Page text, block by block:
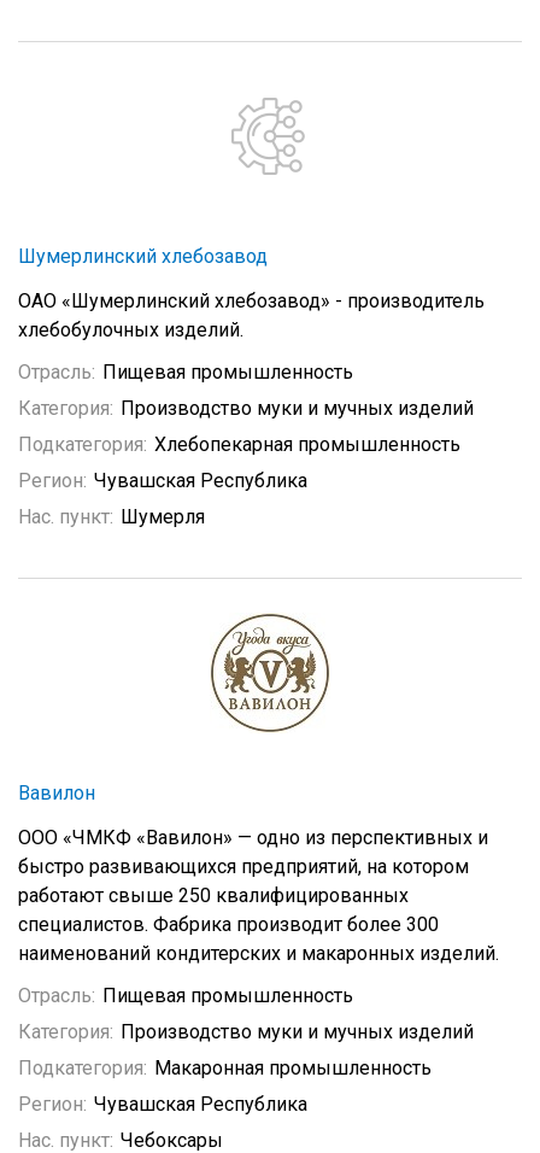
Шумерлинский хлебозавод
ОАО «Шумерлинский хлебозавод» - производитель
хлебобулочных изделий.
Отрасль: Пищевая промышленность
Категория: Производство муки и мучных изделий
Подкатегория: Хлебопекарная промышленность
Регион: Чувашская Республика
Нас. пункт: Шумерля
Вавилон
ООО «ЧМКФ «Вавилон» — одно из перспективных и
быстро развивающихся предприятий, на котором
работают свыше 250 квалифицированных
специалистов. Фабрика производит более 300
наименований кондитерских и макаронных изделий.
Отрасль: Пищевая промышленность
Категория: Производство муки и мучных изделий
Подкатегория: Макаронная промышленность
Регион: Чувашская Республика
Нас. пункт: Чебоксары